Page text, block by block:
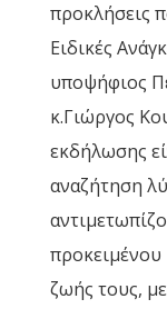
προκλήσεις
Ειδικές
υποψήφιος
κ.Γιώργος
εκδήλωσης
αναζήτηση
προκειμένου
ζωής τους,